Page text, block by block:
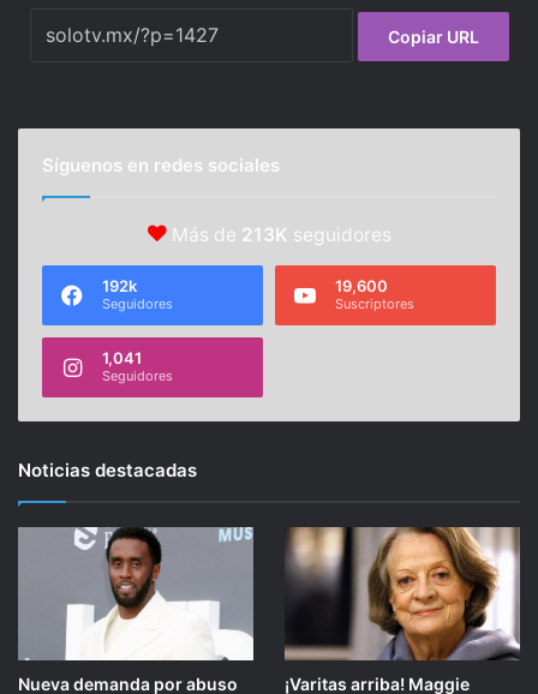
Copiar URL
Síguenos en redes sociales
Más de 213K seguidores
192k
Seguidores
19,600
Suscriptores
1,041
Seguidores
Noticias destacadas
Nueva demanda por abuso ¡Varitas arriba! Maggie